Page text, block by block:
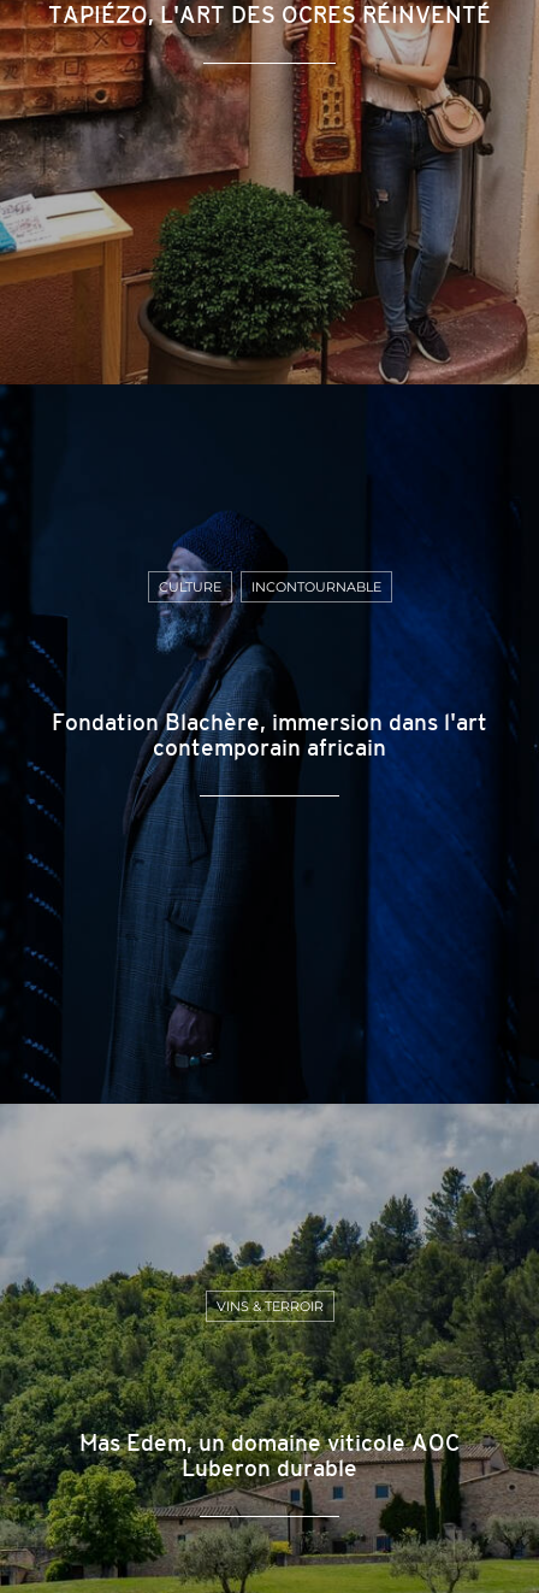
TAPIÉZO, L'ART DES OCRES RÉINVENTÉ
Fondation Blachère, immersion dans l'art
contemporain africain
CULTURE INCONTOURNABLE
Mas Edem, un domaine viticole AOC
Luberon durable
VINS & TERROIR